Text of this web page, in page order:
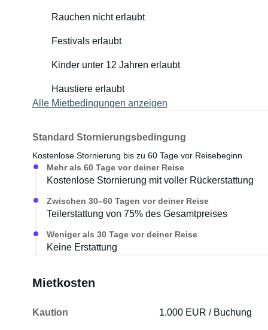
Rauchen nicht erlaubt
Festivals erlaubt
Kinder unter 12 Jahren erlaubt
Haustiere erlaubt
Alle Mietbedingungen anzeigen
Standard Stornierungsbedingung
Kostenlose Stornierung bis zu 60 Tage vor Reisebeginn
Mehr als 60 Tage vor deiner Reise
Kostenlose Stornierung mit voller Rückerstattung
Zwischen 30–60 Tagen vor deiner Reise
Teilerstattung von 75% des Gesamtpreises
Weniger als 30 Tage vor deiner Reise
Keine Erstattung
Mietkosten
Kaution 1.000 EUR / Buchung